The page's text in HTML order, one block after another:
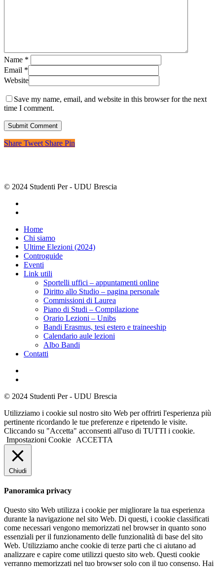
Name *
Email *
Website
Save my name, email, and website in this browser for the next
time I comment.
Share Tweet Share Pin
© 2024 Studenti Per - UDU Brescia
Home
Chi siamo
Ultime Elezioni (2024)
Controguide
Eventi
Link utili
Sportelli uffici – appuntamenti online
Diritto allo Studio – pagina personale
Commissioni di Laurea
Piano di Studi – Compilazione
Orario Lezioni – Unibs
Bandi Erasmus, tesi estero e traineeship
Calendario aule lezioni
Albo Bandi
Contatti
© 2024 Studenti Per - UDU Brescia
Utilizziamo i cookie sul nostro sito Web per offrirti l'esperienza più
pertinente ricordando le tue preferenze e ripetendo le visite.
Cliccando su "Accetta" acconsenti all'uso di TUTTI i cookie.
Impostazioni Cookie
ACCETTA
Chiudi
Panoramica privacy
Questo sito Web utilizza i cookie per migliorare la tua esperienza
durante la navigazione nel sito Web. Di questi, i cookie classificati
come necessari vengono memorizzati nel browser in quanto sono
essenziali per il funzionamento delle funzionalità di base del sito
Web. Utilizziamo anche cookie di terze parti che ci aiutano ad
analizzare e capire come utilizzi questo sito web. Questi cookie
verranno memorizzati nel tuo browser solo con il tuo consenso. Hai